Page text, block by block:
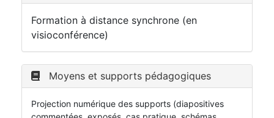
Formation à distance synchrone (en
visioconférence)
Moyens et supports pédagogiques
Projection numérique des supports (diapositives